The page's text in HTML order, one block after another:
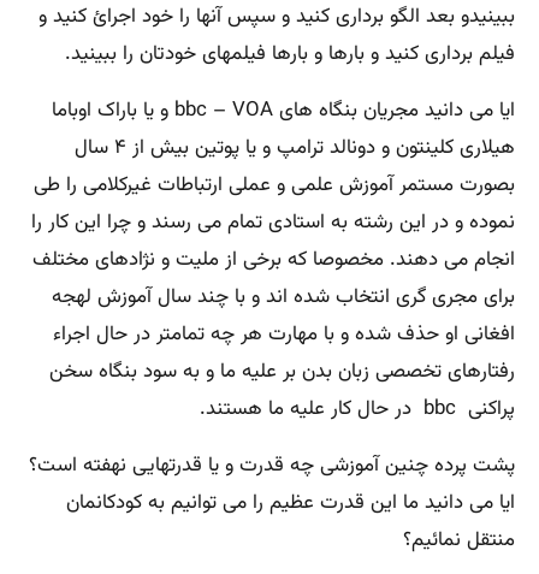
ببینیدو بعد الگو برداری کنید و سپس آنها را خود اجرائ کنید و
فیلم برداری کنید و بارها و بارها فیلمهای خودتان را ببینید.
ایا می دانید مجریان بنگاه های bbc – VOA و یا باراک اوباما
هیلاری کلینتون و دونالد ترامپ و یا پوتین بیش از ۴ سال
بصورت مستمر آموزش علمی و عملی ارتباطات غیرکلامی را طی
نموده و در این رشته به استادی تمام می رسند و چرا این کار را
انجام می دهند. مخصوصا که برخی از ملیت و نژادهای مختلف
برای مجری گری انتخاب شده اند و با چند سال آموزش لهجه
افغانی او حذف شده و با مهارت هر چه تمامتر در حال اجراء
رفتارهای تخصصی زبان بدن بر علیه ما و به سود بنگاه سخن
پراکنی bbc در حال کار علیه ما هستند.
پشت پرده چنین آموزشی چه قدرت و یا قدرتهایی نهفته است؟
ایا می دانید ما این قدرت عظیم را می توانیم به کودکانمان
منتقل نمائیم؟